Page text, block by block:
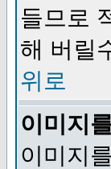
들므로
해 버릴
위로
이미지
이미지